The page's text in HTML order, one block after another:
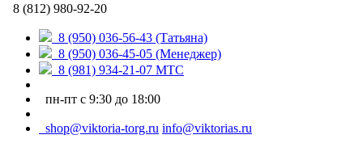
8 (812) 980-92-20
8 (950) 036-56-43 (Татьяна)
8 (950) 036-45-05 (Менеджер)
8 (981) 934-21-07 МТС
пн-пт с 9:30 до 18:00
shop@viktoria-torg.ru info@viktorias.ru